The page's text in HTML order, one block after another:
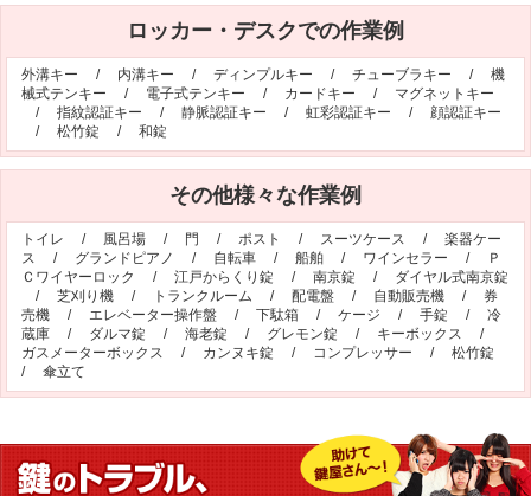
ロッカー・デスクでの作業例
外溝キー / 内溝キー / ディンプルキー / チューブラキー / 機
械式テンキー / 電子式テンキー / カードキー / マグネットキー
/ 指紋認証キー / 静脈認証キー / 虹彩認証キー / 顔認証キー
/ 松竹錠 / 和錠
その他様々な作業例
トイレ / 風呂場 / 門 / ポスト / スーツケース / 楽器ケー
ス / グランドピアノ / 自転車 / 船舶 / ワインセラー /
Ｐ
Ｃワイヤーロック
/ 江戸からくり錠 / 南京錠 / ダイヤル式南京錠
/ 芝刈り機 / トランクルーム / 配電盤 / 自動販売機 / 券
売機 / エレベーター操作盤 / 下駄箱 / ケージ / 手錠 / 冷
蔵庫 / ダルマ錠 / 海老錠 / グレモン錠 / キーボックス /
ガスメーターボックス / カンヌキ錠 / コンプレッサー / 松竹錠
/ 傘立て